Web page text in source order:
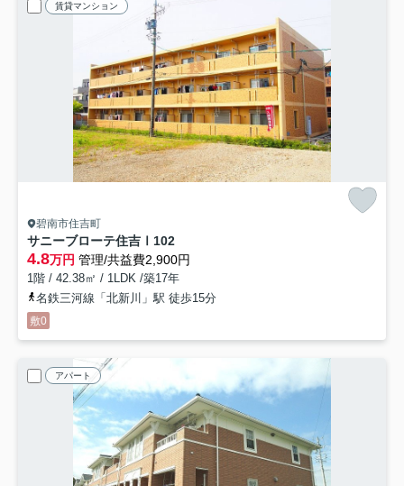
賃貸マンション
碧南市住吉町
サニーブローテ住吉Ⅰ 102
4.8万円 管理/共益費2,900円
1階 / 42.38㎡ / 1LDK /築17年
名鉄三河線「北新川」駅 徒歩15分
敷0
アパート